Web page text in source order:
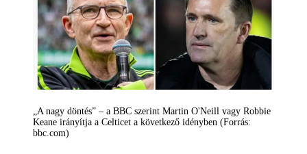
„A nagy döntés” – a BBC szerint Martin O'Neill vagy Robbie
Keane irányítja a Celticet a következő idényben (Forrás:
bbc.com)